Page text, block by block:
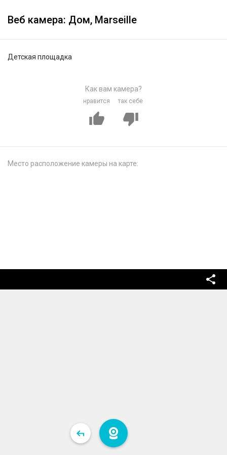
Веб камера: Дом, Marseille
Детская площадка
Как вам камера?
нравится так себе
Место расположение камеры на карте: